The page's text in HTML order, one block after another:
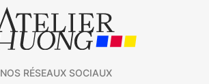
NOS RÉSEAUX SOCIAUX